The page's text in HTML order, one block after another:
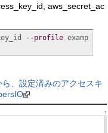
aws_secret_ac
--profile examp
、設定済みのアクセスキ
↑